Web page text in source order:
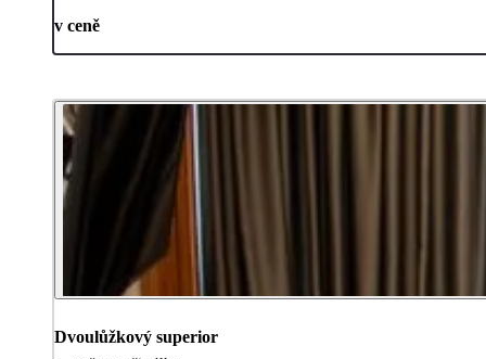
v ceně
Dvoulůžkový superior